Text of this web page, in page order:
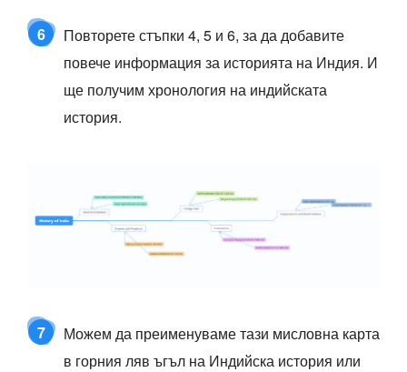
6
Повторете стъпки 4, 5 и 6, за да добавите
повече информация за историята на Индия. И
ще получим хронология на индийската
история.
7
Можем да преименуваме тази мисловна карта
в горния ляв ъгъл на Индийска история или